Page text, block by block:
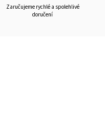
Zaručujeme rychlé a spolehlivé
doručení